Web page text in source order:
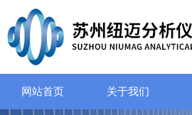
网站首页 关于我们